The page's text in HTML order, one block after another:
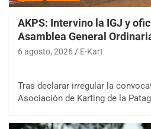
AKPS: Intervino la IGJ y
Asamblea General
6 agosto, 2026 E-Kart
Tras declarar irregular la
Asociación de Karting de la